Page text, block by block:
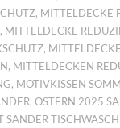
, MITTELDECKE
, MITTELDECKE
,
, MITTELDECKEN
, MOTIVKISSEN
,OSTERN 2025
SANDER